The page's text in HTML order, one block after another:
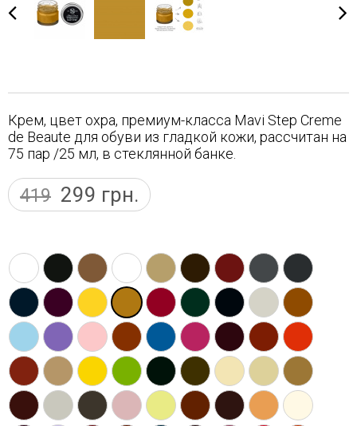
Крем, цвет охра, премиум-класса Mavi Step Creme
de Beaute для обуви из гладкой кожи, рассчитан на
75 пар /25 мл, в стеклянной банке.
419 299 грн.